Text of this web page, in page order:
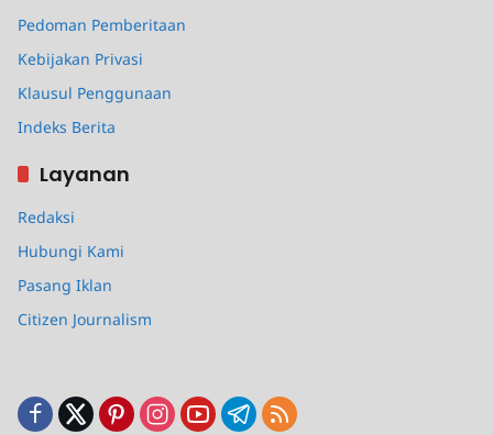
Pedoman Pemberitaan
Kebijakan Privasi
Klausul Penggunaan
Indeks Berita
Layanan
Redaksi
Hubungi Kami
Pasang Iklan
Citizen Journalism